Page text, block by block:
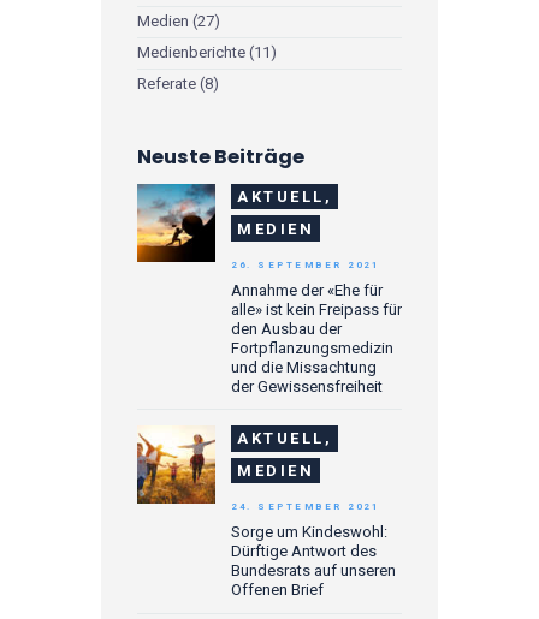
Medien (27)
Medienberichte (11)
Referate (8)
Neuste Beiträge
AKTUELL,
MEDIEN
Annahme der «Ehe für
alle» ist kein Freipass für
den Ausbau der
Fortpflanzungsmedizin
und die Missachtung
der Gewissensfreiheit
26. SEPTEMBER 2021
AKTUELL,
MEDIEN
Sorge um Kindeswohl:
Dürftige Antwort des
Bundesrats auf unseren
Offenen Brief
24. SEPTEMBER 2021